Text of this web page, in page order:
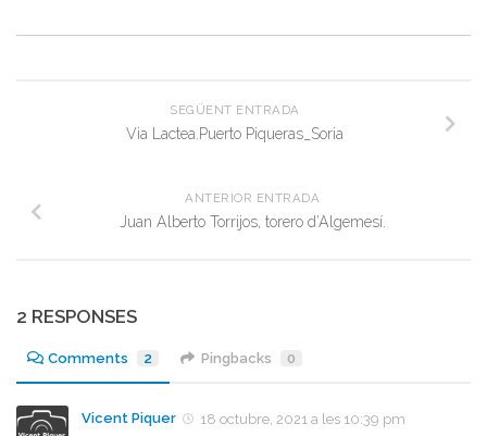
SEGÜENT ENTRADA
Via Lactea.Puerto Piqueras_Soria
ANTERIOR ENTRADA
Juan Alberto Torrijos, torero d’Algemesí.
2 RESPONSES
Comments 2 Pingbacks 0
Vicent Piquer
18 octubre, 2021 a les 10:39 pm